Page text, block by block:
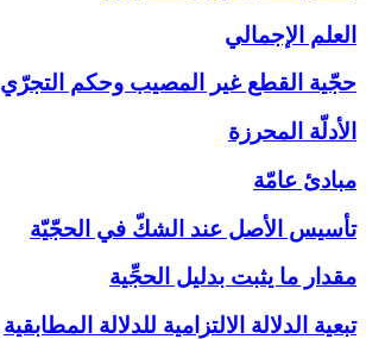
العلم الإجمالي
حجّية القطع غير المصيب وحكم التجرّي
الأدلّة المحرزة
مبادئ عامّة
تأسيس الأصل عند الشكّ في الحجّيّة
مقدار ما يثبت بدليل الحجِّية
تبعية الدلالة الالتزامية للدلالة المطابقية